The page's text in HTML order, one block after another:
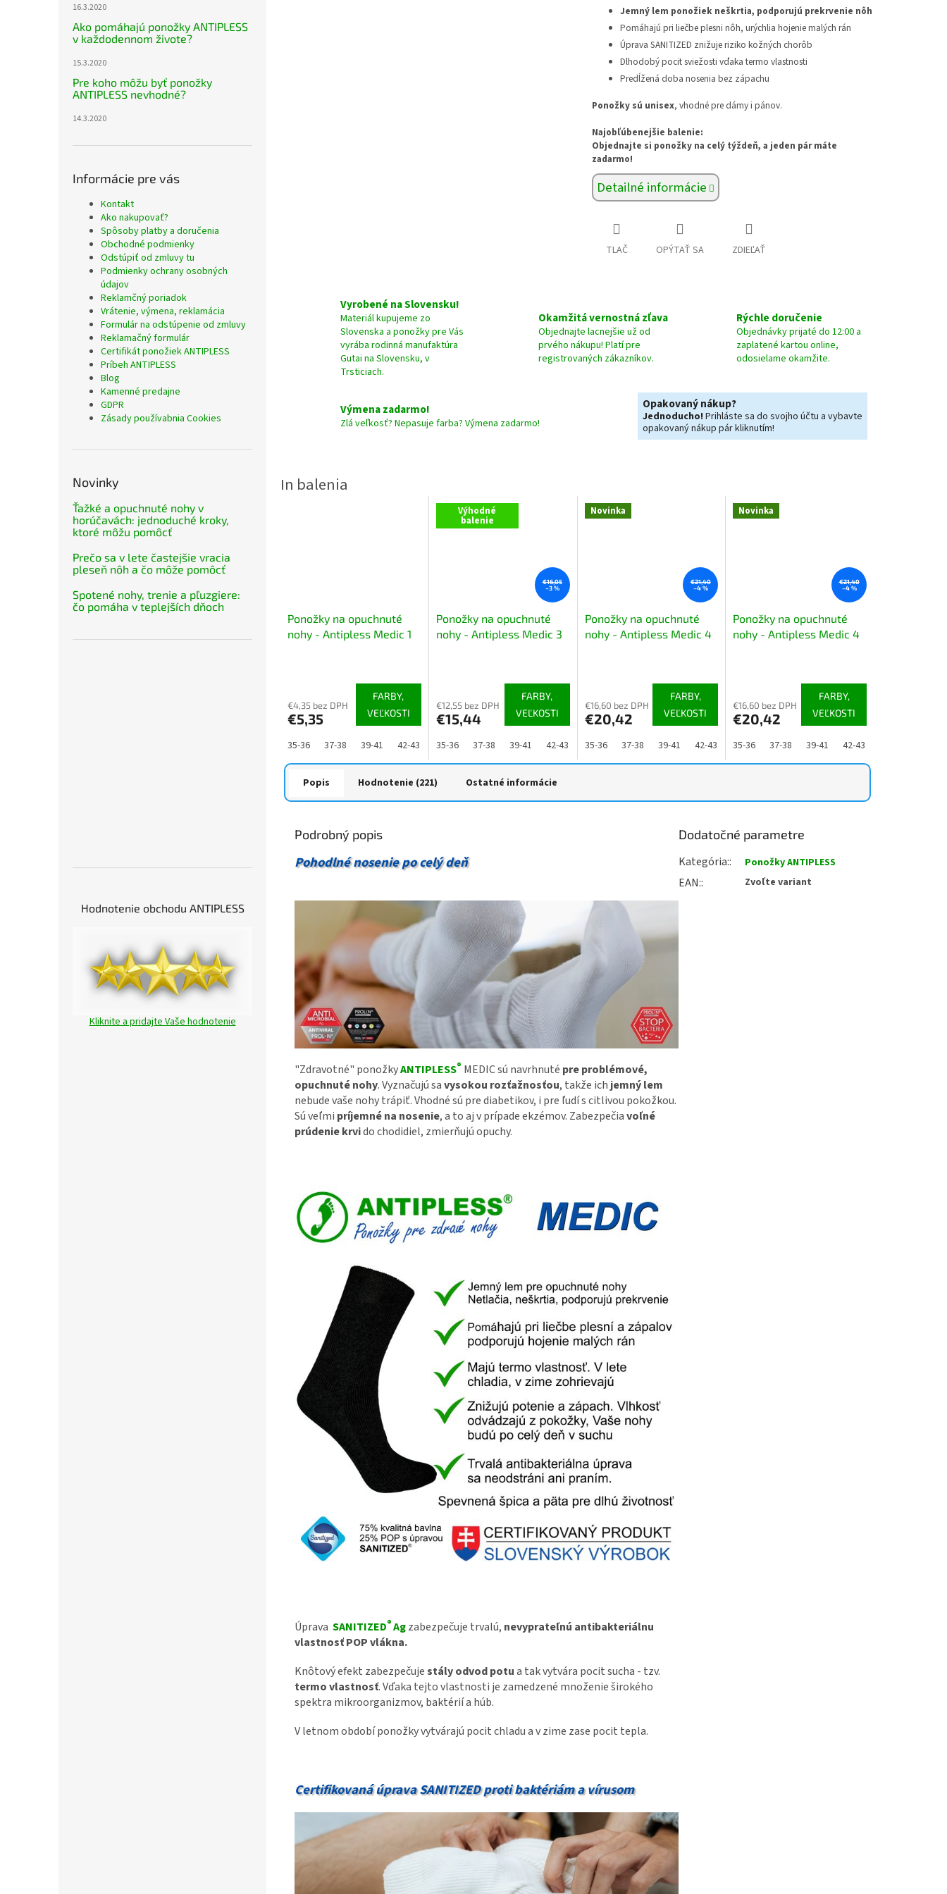
16.3.2020
Ako pomáhajú ponožky ANTIPLESS
v každodennom živote?
15.3.2020
Pre koho môžu byť ponožky
ANTIPLESS nevhodné?
14.3.2020
Informácie pre vás
Kontakt
Ako nakupovať?
Spôsoby platby a doručenia
Obchodné podmienky
Odstúpiť od zmluvy tu
Podmienky ochrany osobných
údajov
Reklamčný poriadok
Vrátenie, výmena, reklamácia
Formulár na odstúpenie od zmluvy
Reklamačný formulár
Certifikát ponožiek ANTIPLESS
Príbeh ANTIPLESS
Blog
Kamenné predajne
GDPR
Zásady používabnia Cookies
Novinky
Ťažké a opuchnuté nohy v
horúčavách: jednoduché kroky,
ktoré môžu pomôcť
Prečo sa v lete častejšie vracia
pleseň nôh a čo môže pomôcť
Spotené nohy, trenie a pľuzgiere:
čo pomáha v teplejších dňoch
Hodnotenie obchodu ANTIPLESS
Kliknite a pridajte Vaše hodnotenie
Jemný lem ponožiek neškrtia, podporujú prekrvenie nôh
Pomáhajú pri liečbe plesni nôh, urýchlia hojenie malých rán
Úprava SANITIZED znižuje riziko kožných chorôb
Dlhodobý pocit sviežosti vďaka termo vlastnosti
Predĺžená doba nosenia bez zápachu
Ponožky sú unisex, vhodné pre dámy i pánov.
Najobľúbenejšie balenie:
Objednajte si ponožky na celý týždeň, a jeden pár máte
zadarmo!
Detailné informácie
TLAČ OPÝTAŤ SA ZDIEĽAŤ
Vyrobené na Slovensku!
Materiál kupujeme zo
Slovenska a ponožky pre Vás
vyrába rodinná manufaktúra
Gutai na Slovensku, v
Trsticiach.
Okamžitá vernostná zľava
Objednajte lacnejšie už od
prvého nákupu! Platí pre
registrovaných zákazníkov.
Rýchle doručenie
Objednávky prijaté do 12:00 a
zaplatené kartou online,
odosielame okamžite.
Výmena zadarmo!
Zlá veľkosť? Nepasuje farba? Výmena zadarmo!
Opakovaný nákup?
Jednoducho! Prihláste sa do svojho účtu a vybavte
opakovaný nákup pár kliknutím!
Ponožky na opuchnuté
nohy - Antipless Medic 1
je
5,0
5
€4,35 bez DPH
€5,35
FARBY,
VEĽKOSTI
35-36 37-38 39-41 42-43 44-46 47-48
Výhodné
balenie
€16,05
–3 %
Ponožky na opuchnuté
nohy - Antipless Medic 3
je
4,8
5
€12,55 bez DPH
€15,44
FARBY,
VEĽKOSTI
35-36 37-38 39-41 42-43 44-46 47-48
Novinka
€21,40
–4 %
Ponožky na opuchnuté
nohy - Antipless Medic 4
je
4,9
5
€16,60 bez DPH
€20,42
FARBY,
VEĽKOSTI
35-36 37-38 39-41 42-43 44-46 47-48
Novinka
€21,40
–4 %
Ponožky na opuchnuté
nohy - Antipless Medic 4
je
4,8
5
€16,60 bez DPH
€20,42
FARBY,
VEĽKOSTI
35-36 37-38 39-41 42-43
Popis Hodnotenie (221) Ostatné informácie
Podrobný popis
Pohodlné nosenie po celý deň
"Zdravotné" ponožkyANTIPLESS® MEDIC sú navrhnuté pre problémové,
opuchnuté nohy. Vyznačujú savysokou rozťažnosťou, takže ich jemný lem
nebude vaše nohy trápiť. Vhodné sú pre diabetikov, i pre ľudí s citlivou pokožkou.
Sú veľmi príjemné na nosenie, a to aj v prípade ekzémov. Zabezpečiavoľné
prúdenie krvido chodidiel, zmierňujú opuchy.
Úprava SANITIZED®Agzabezpečuje trvalú, nevyprateľnú antibakteriálnu
vlastnosť POP vlákna.
Knôtový efekt zabezpečujestály odvod potua tak vytvára pocit sucha - tzv.
termo vlastnosť. Vďaka tejto vlastnosti je zamedzené množenie širokého
spektra mikroorganizmov, baktérií a húb.
V letnom období ponožky vytvárajú pocit chladu a v zime zase pocit tepla.
Certifikovaná úprava SANITIZED proti baktériám a vírusom
Dodatočné parametre
Kategória: Ponožky ANTIPLESS
EAN: Zvoľte variant